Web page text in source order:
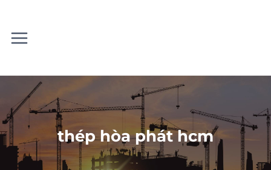
content
thép hòa phát hcm